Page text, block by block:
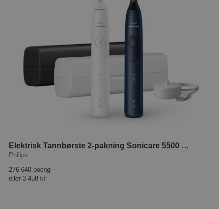
Elektrisk Tannbørste 2-pakning Sonicare 5500 HX7119/01
Philips
276 640 poeng
eller 3 458 kr